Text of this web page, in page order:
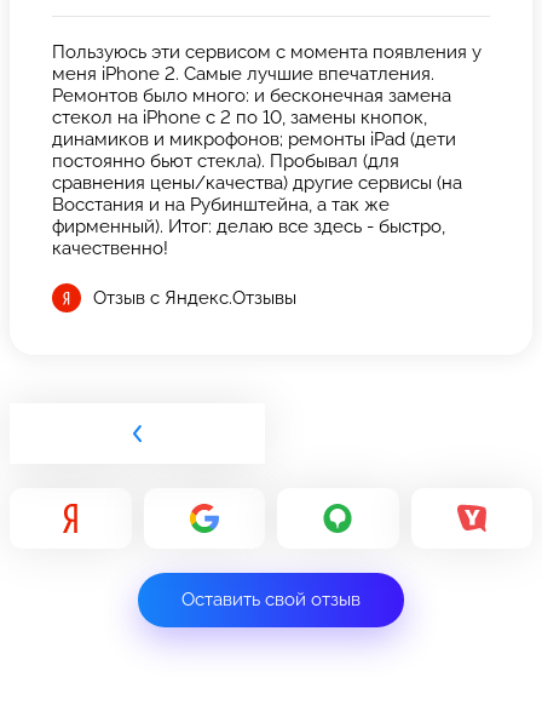
Пользуюсь эти сервисом с момента появления у
меня iPhone 2. Самые лучшие впечатления.
Ремонтов было много: и бесконечная замена
стекол на iPhone с 2 по 10, замены кнопок,
динамиков и микрофонов; ремонты iPad (дети
постоянно бьют стекла). Пробывал (для
сравнения цены/качества) другие сервисы (на
Восстания и на Рубинштейна, а так же
фирменный). Итог: делаю все здесь - быстро,
качественно!
Отзыв с Яндекс.Отзывы
Оставить свой отзыв